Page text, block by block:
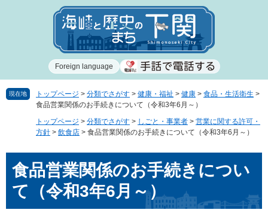
で
ば
Foreign language
現在地 トップページ > 分類でさがす > 健康・福祉 > 健康 > 食品・生活衛生 >
食品営業関係のお手続きについて（令和3年6月～）
トップページ > 分類でさがす > しごと・事業者 > 営業に関する許可・
方針 > 飲食店 > 食品営業関係のお手続きについて（令和3年6月～）
文食品営業関係のお手続きについ
て（令和3年6月～）